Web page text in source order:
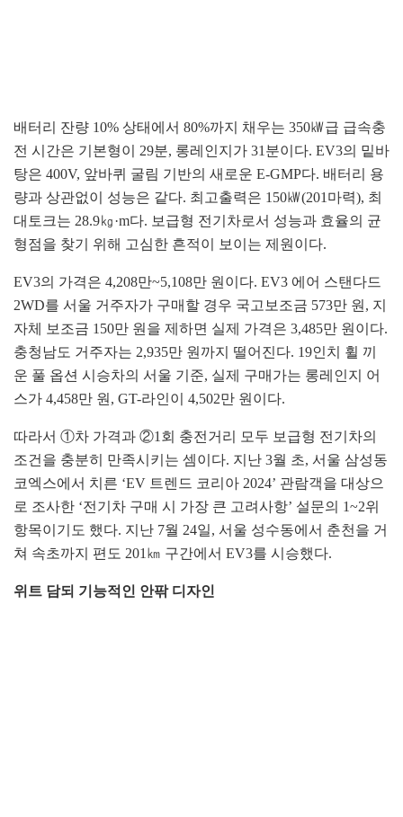
배터리 잔량 10% 상태에서 80%까지 채우는 350㎾급 급속충
전 시간은 기본형이 29분, 롱레인지가 31분이다. EV3의 밑바
탕은 400V, 앞바퀴 굴림 기반의 새로운 E-GMP다. 배터리 용
량과 상관없이 성능은 같다. 최고출력은 150㎾(201마력), 최
대토크는 28.9㎏·m다. 보급형 전기차로서 성능과 효율의 균
형점을 찾기 위해 고심한 흔적이 보이는 제원이다.
EV3의 가격은 4,208만~5,108만 원이다. EV3 에어 스탠다드
2WD를 서울 거주자가 구매할 경우 국고보조금 573만 원, 지
자체 보조금 150만 원을 제하면 실제 가격은 3,485만 원이다.
충청남도 거주자는 2,935만 원까지 떨어진다. 19인치 휠 끼
운 풀 옵션 시승차의 서울 기준, 실제 구매가는 롱레인지 어
스가 4,458만 원, GT-라인이 4,502만 원이다.
따라서 ①차 가격과 ②1회 충전거리 모두 보급형 전기차의
조건을 충분히 만족시키는 셈이다. 지난 3월 초, 서울 삼성동
코엑스에서 치른 ‘EV 트렌드 코리아 2024’ 관람객을 대상으
로 조사한 ‘전기차 구매 시 가장 큰 고려사항’ 설문의 1~2위
항목이기도 했다. 지난 7월 24일, 서울 성수동에서 춘천을 거
쳐 속초까지 편도 201㎞ 구간에서 EV3를 시승했다.
위트 담되 기능적인 안팎 디자인